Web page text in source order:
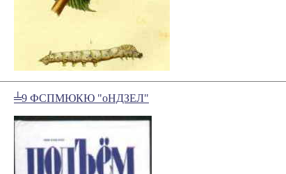
╧9 ФСПМЮКЮ "оНДЗЕЛ"